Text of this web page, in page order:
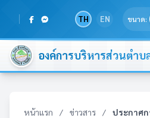
TH EN ขนาด:
องค์การบริหารส่วนตำ
หน้าแรก / ข่าวสาร /
ประกาศ